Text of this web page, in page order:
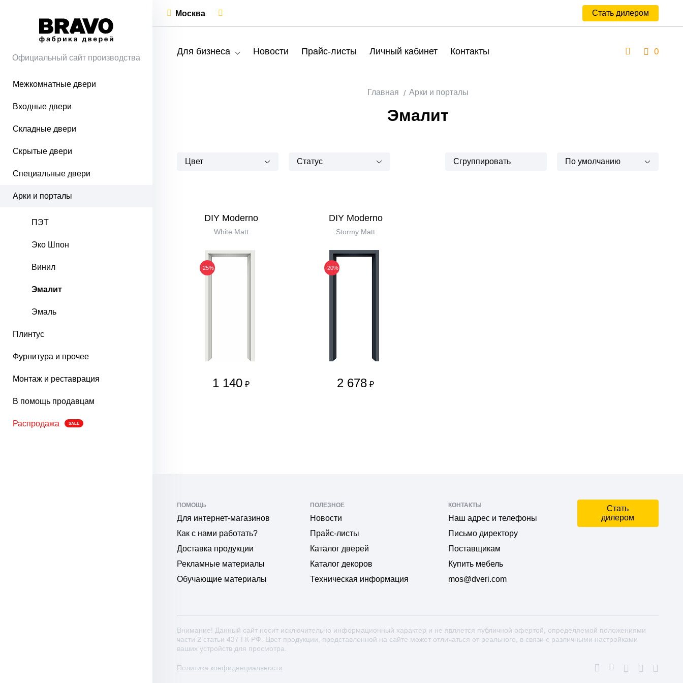
Официальный сайт производства
Межкомнатные двери
Входные двери
Складные двери
Скрытые двери
Специальные двери
Арки и порталы
ПЭТ
Эко Шпон
Винил
Эмалит
Эмаль
Плинтус
Фурнитура и прочее
Монтаж и реставрация
В помощь продавцам
Распродажа SALE
Москва Стать дилером
Для бизнеса Новости Прайс-листы Личный кабинет Контакты 0
Главная Арки и порталы
Эмалит
Цвет Статус Сгруппировать По умолчанию
DIY Moderno
White Matt
-25%
1 140 ₽
DIY Moderno
Stormy Matt
-20%
2 678 ₽
ПОМОЩЬ
Для интернет-магазинов
Как с нами работать?
Доставка продукции
Рекламные материалы
Обучающие материалы
ПОЛЕЗНОЕ
Новости
Прайс-листы
Каталог дверей
Каталог декоров
Техническая информация
КОНТАКТЫ
Наш адрес и телефоны
Письмо директору
Поставщикам
Купить мебель
mos@dveri.com
Стать
дилером
Внимание! Данный сайт носит исключительно информационный характер и не является публичной офертой, определяемой положениями
части 2 статьи 437 ГК РФ. Цвет продукции, представленной на сайте может отличаться от реального, в связи с различными настройками
ваших устройств для просмотра.
Политика конфиденциальности